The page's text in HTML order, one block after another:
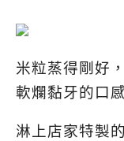
米粒蒸得剛好
軟爛黏牙的口
淋上店家特製